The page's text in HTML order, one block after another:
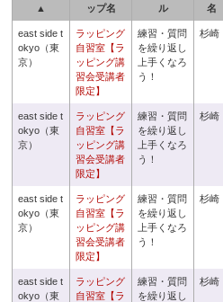
▲
ップ名
ル
名
east side t
okyo（東
京）
ラッピング
自習室【ラ
ッピング講
習会受講者
限定】
練習・質問
を繰り返し
上手くなろ
う！
杉崎
east side t
okyo（東
京）
ラッピング
自習室【ラ
ッピング講
習会受講者
限定】
練習・質問
を繰り返し
上手くなろ
う！
杉崎
east side t
okyo（東
京）
ラッピング
自習室【ラ
ッピング講
習会受講者
限定】
練習・質問
を繰り返し
上手くなろ
う！
杉崎
east side t
okyo（東
ラッピング
自習室【ラ
練習・質問
を繰り返し
杉崎